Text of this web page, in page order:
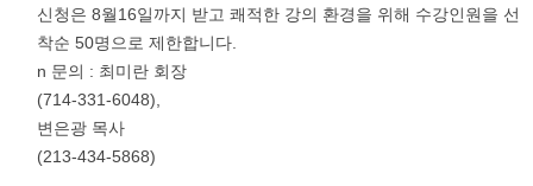
신청은 8월16일까지 받고 쾌적한 강의 환경을 위해 수강인원을 선
착순 50명으로 제한합니다.
n 문의 : 최미란 회장
(714-331-6048),
변은광 목사
(213-434-5868)